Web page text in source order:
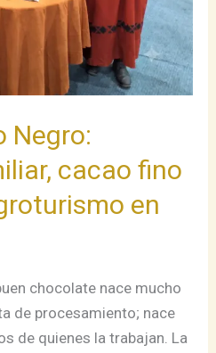
cacao fino
en
chocolate nace mucho
de procesamiento; nace
de quienes la trabajan. La